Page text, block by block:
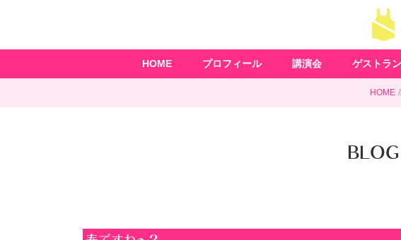
HOME プロフィール 講演会 ゲストラ
HOME